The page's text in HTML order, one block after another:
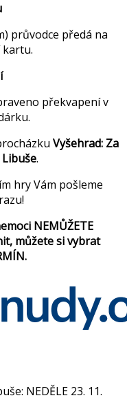
průvodce předá na
kartu.
překvapení v
Vyšehrad: Za
.
hry Vám pošleme
NEMŮŽETE
můžete si vybrat
NEDĚLE 23. 11.